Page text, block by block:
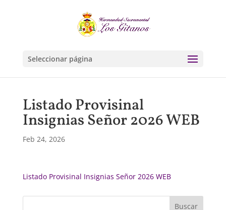
Seleccionar página
Listado Provisinal
Insignias Señor 2026 WEB
Feb 24, 2026
Listado Provisinal Insignias Señor 2026 WEB